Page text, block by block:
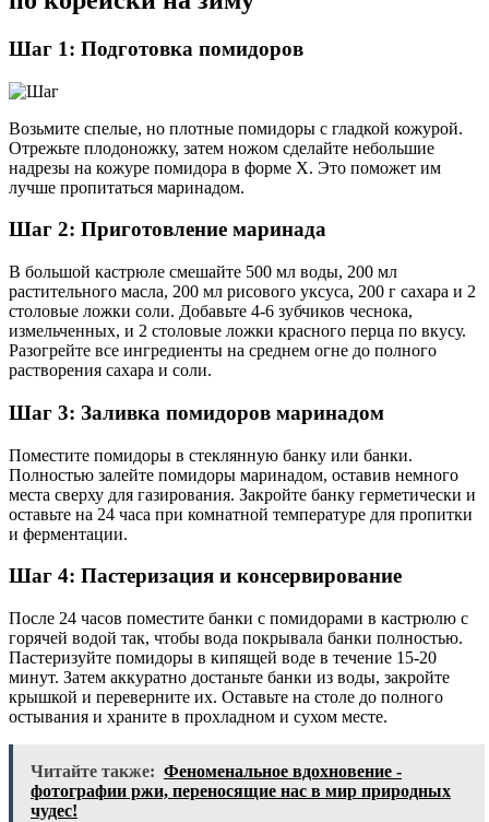
Шаг 1: Подготовка помидоров
Возьмите спелые, но плотные помидоры с гладкой кожурой.
Отрежьте плодоножку, затем ножом сделайте небольшие
надрезы на кожуре помидора в форме Х. Это поможет им
лучше пропитаться маринадом.
Шаг 2: Приготовление маринада
В большой кастрюле смешайте 500 мл воды, 200 мл
растительного масла, 200 мл рисового уксуса, 200 г сахара и 2
столовые ложки соли. Добавьте 4-6 зубчиков чеснока,
измельченных, и 2 столовые ложки красного перца по вкусу.
Разогрейте все ингредиенты на среднем огне до полного
растворения сахара и соли.
Шаг 3: Заливка помидоров маринадом
Поместите помидоры в стеклянную банку или банки.
Полностью залейте помидоры маринадом, оставив немного
места сверху для газирования. Закройте банку герметически и
оставьте на 24 часа при комнатной температуре для пропитки
и ферментации.
Шаг 4: Пастеризация и консервирование
После 24 часов поместите банки с помидорами в кастрюлю с
горячей водой так, чтобы вода покрывала банки полностью.
Пастеризуйте помидоры в кипящей воде в течение 15-20
минут. Затем аккуратно достаньте банки из воды, закройте
крышкой и переверните их. Оставьте на столе до полного
остывания и храните в прохладном и сухом месте.
Читайте также: Феноменальное вдохновение -
фотографии ржи, переносящие нас в мир природных
чудес!